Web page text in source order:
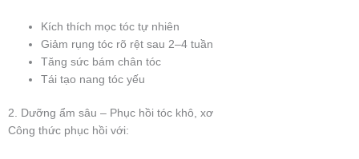
Kích thích mọc tóc tự nhiên
Giảm rụng tóc rõ rệt sau 2–4 tuần
Tăng sức bám chân tóc
Tái tạo nang tóc yếu
2. Dưỡng ẩm sâu – Phục hồi tóc khô, xơ
Công thức phục hồi với: